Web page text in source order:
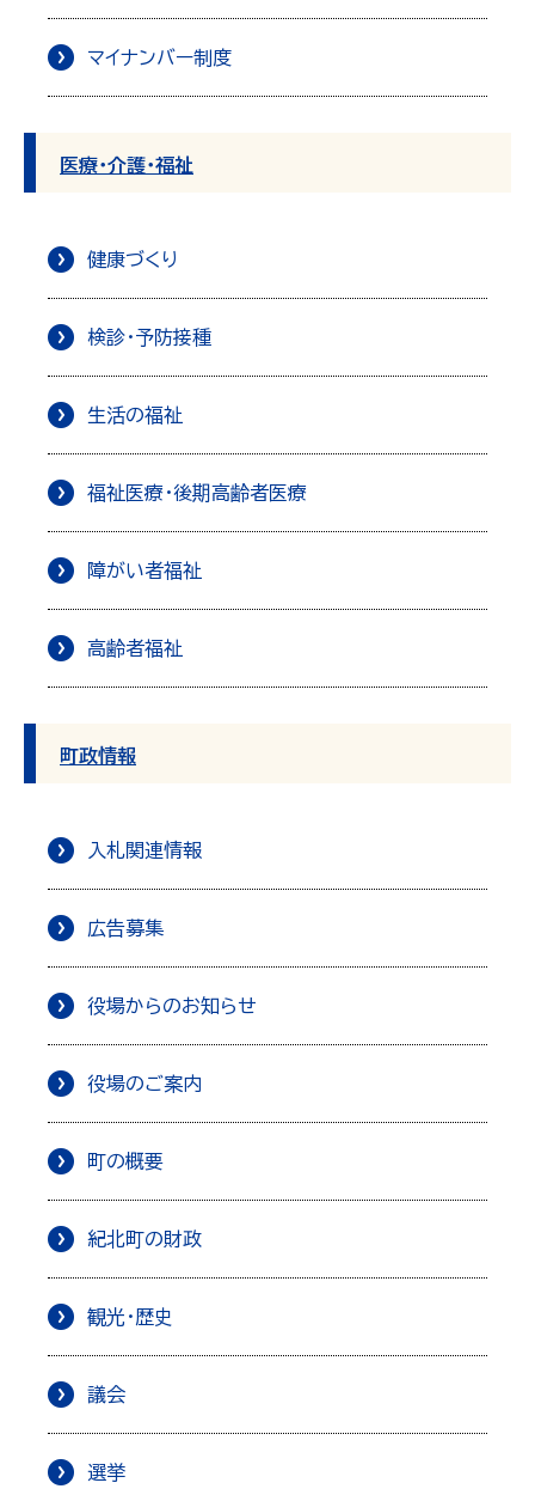
マイナンバー制度
医療・介護・福祉
健康づくり
検診・予防接種
生活の福祉
福祉医療・後期高齢者医療
障がい者福祉
高齢者福祉
町政情報
入札関連情報
広告募集
役場からのお知らせ
役場のご案内
町の概要
紀北町の財政
観光・歴史
議会
選挙